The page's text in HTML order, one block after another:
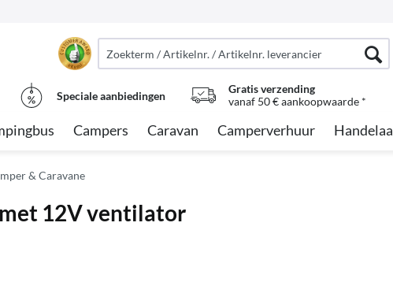
Speciale aanbiedingen
Gratis verzending
vanaf 50 € aankoopwaarde *
Campers Caravan Camperverhuur
& Caravane
12V ventilator